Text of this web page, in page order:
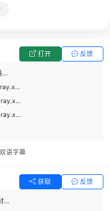
饰)的鲁莽介入加剧了局
饰)在犯罪与情感间的挣扎。
团解散，Lucas离开小镇，
打开 反馈
H 黑吃黑(S01-S04合集) 1080P 简英双语字幕
黑吃黑S01.Banshee.2013.1080p.Blu-ray.x265.AC3￡cXcY@FRDS
黑吃黑S02.Banshee.2014.1080p.Blu-ray.x265.AC3￡cXcY@FRDS
黑吃黑S03.Banshee.2015.1080p.Blu-ray.x265.AC3￡cXcY@FRDS
语字幕
获取 反馈
H 黑吃黑 1-4季全 1080P 高清未删减 内封字幕